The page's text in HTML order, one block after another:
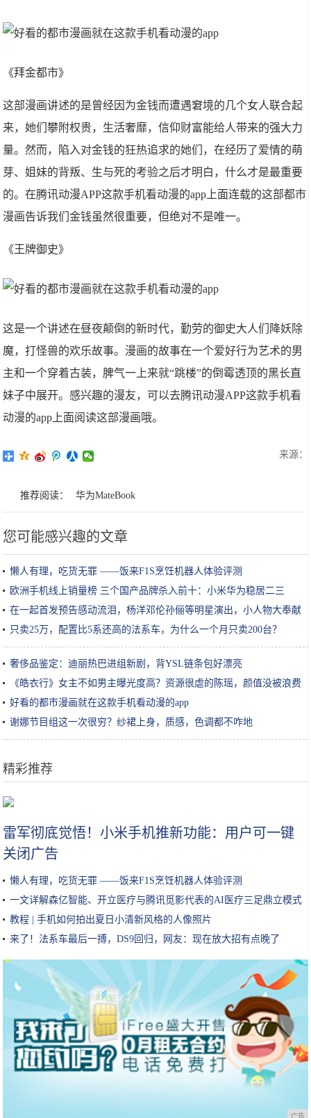
《拜金都市》
这部漫画讲述的是曾经因为金钱而遭遇窘境的几个女人联合起
来，她们攀附权贵，生活奢靡，信仰财富能给人带来的强大力
量。然而，陷入对金钱的狂热追求的她们，在经历了爱情的萌
芽、姐妹的背叛、生与死的考验之后才明白，什么才是最重要
的。在腾讯动漫APP这款手机看动漫的app上面连载的这部都市
漫画告诉我们金钱虽然很重要，但绝对不是唯一。
《王牌御史》
这是一个讲述在昼夜颠倒的新时代，勤劳的御史大人们降妖除
魔，打怪兽的欢乐故事。漫画的故事在一个爱好行为艺术的男
主和一个穿着古装，脾气一上来就“跳楼”的倒霉透顶的黑长直
妹子中展开。感兴趣的漫友，可以去腾讯动漫APP这款手机看
动漫的app上面阅读这部漫画哦。
来源：
推荐阅读： 华为MateBook
您可能感兴趣的文章
懒人有理，吃货无罪 ——饭来F1S烹饪机器人体验评测
欧洲手机线上销量榜 三个国产品牌杀入前十：小米华为稳居二三
在一起首发预告感动流泪，杨洋邓伦孙俪等明星演出，小人物大奉献
只卖25万，配置比5系还高的法系车，为什么一个月只卖200台？
奢侈品鉴定：迪丽热巴进组新剧，背YSL链条包好漂亮
《皓衣行》女主不如男主曝光度高？资源很虐的陈瑶，颜值没被浪费
好看的都市漫画就在这款手机看动漫的app
谢娜节目组这一次很穷？纱裙上身，质感，色调都不咋地
精彩推荐
雷军彻底觉悟！小米手机推新功能：用户可一键
关闭广告
懒人有理，吃货无罪 ——饭来F1S烹饪机器人体验评测
一文详解森亿智能、开立医疗与腾讯觅影代表的AI医疗三足鼎立模式
教程 | 手机如何拍出夏日小清新风格的人像照片
来了！法系车最后一搏，DS9回归，网友：现在放大招有点晚了
广告